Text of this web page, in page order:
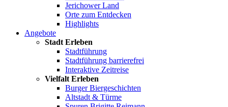
Jerichower Land
Orte zum Entdecken
Highlights
Angebote
Stadt Erleben
Stadtführung
Stadtführung barrierefrei
Interaktive Zeitreise
Vielfalt Erleben
Burger Biergeschichten
Altstadt & Türme